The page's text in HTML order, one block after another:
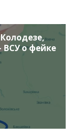
о фейке